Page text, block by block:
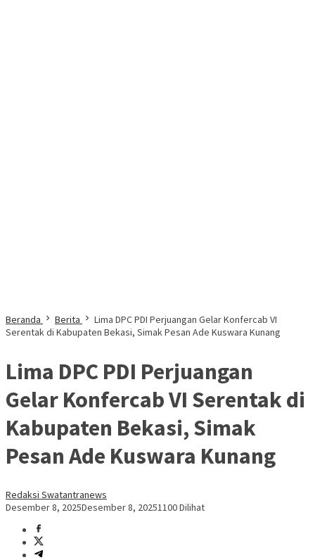
Beranda Berita
Lima DPC PDI Perjuangan Gelar Konfercab VI
Serentak di Kabupaten Bekasi, Simak Pesan Ade Kuswara Kunang
Lima DPC PDI Perjuangan
Gelar Konfercab VI Serentak di
Kabupaten Bekasi, Simak
Pesan Ade Kuswara Kunang
Redaksi Swatantranews
Desember 8, 2025Desember 8, 20251100 Dilihat